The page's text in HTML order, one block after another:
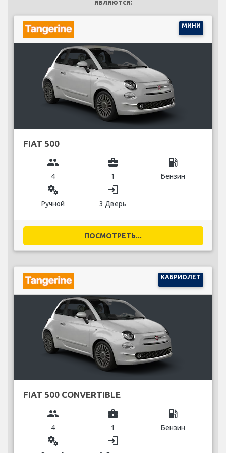
являются:
МИНИ
FIAT 500
group
4
business_center
1
local_gas_station
Бензин
miscellaneous_services
Ручной
login
3 Дверь
ПОСМОТРЕТЬ...
КАБРИОЛЕТ
FIAT 500 CONVERTIBLE
group
4
business_center
1
local_gas_station
Бензин
miscellaneous_services login